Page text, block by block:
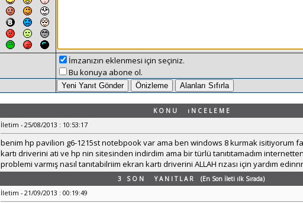
İmzanızın eklenmesi için seçiniz.
Bu konuya abone ol.
K O N U ı N C E L E M E
İletim - 25/08/2013 : 10:53:17
benim hp pavilion g6-1215st notebpook var ama ben windows 8 kurmak isitiyorum
kartı driverini ati ve hp nin sitesinden indirdim ama bir türlü tanıtıtamadım
problemi varmış nasıl tanıtabilriim ekran kartı driverini ALLAH rızası için yardım
3 S O N Y A N I T L A R (En Son İleti ılk Sırada)
İletim - 21/09/2013 : 00:19:49